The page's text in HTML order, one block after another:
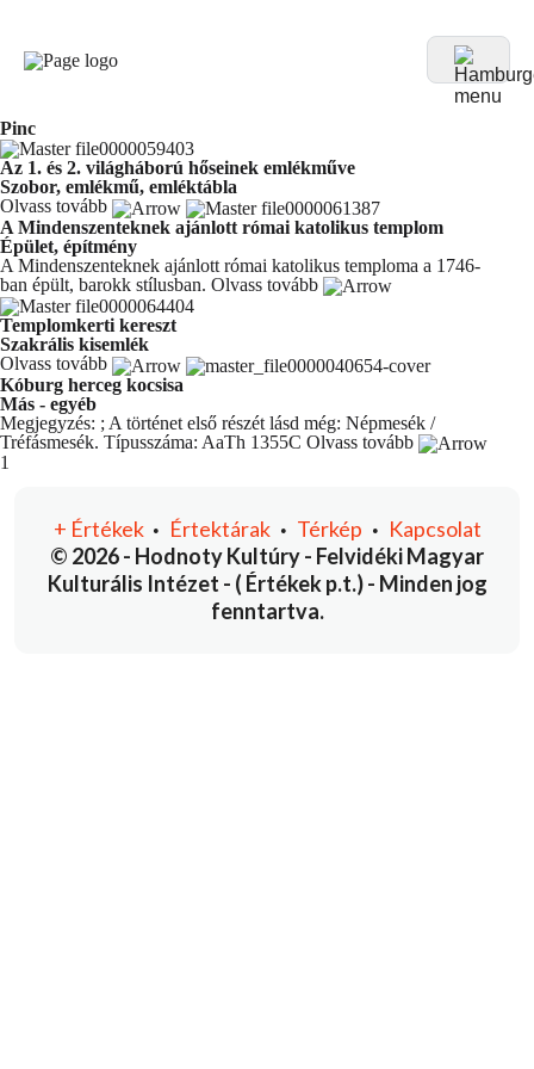
Pinc
Az 1. és 2. világháború hőseinek emlékműve
Szobor, emlékmű, emléktábla
Olvass tovább
A Mindenszenteknek ajánlott római katolikus templom
Épület, építmény
A Mindenszenteknek ajánlott római katolikus temploma a 1746-
ban épült, barokk stílusban. Olvass tovább
Templomkerti kereszt
Szakrális kisemlék
Olvass tovább
Kóburg herceg kocsisa
Más - egyéb
Megjegyzés: ; A történet első részét lásd még: Népmesék /
Tréfásmesék. Típusszáma: AaTh 1355C Olvass tovább
You're currently reading page
1
© 2026 - Hodnoty Kultúry - Felvidéki Magyar
Kulturális Intézet - ( Értékek p.t.) - Minden jog
fenntartva.
+ Értékek • Értektárak• Térkép • Kapcsolat